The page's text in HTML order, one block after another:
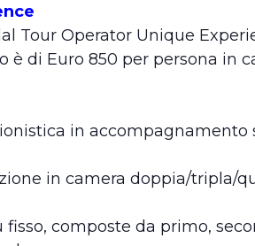
Tour Operator Unique
è di Euro 850 per persona in
in
in camera doppia/tripla/
composte da primo,